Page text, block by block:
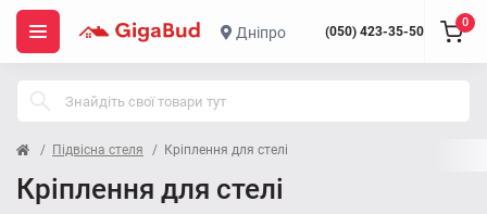
Дніпро (050) 423-35-50
0
Підвісна стеля Кріплення для стелі
Кріплення для стелі